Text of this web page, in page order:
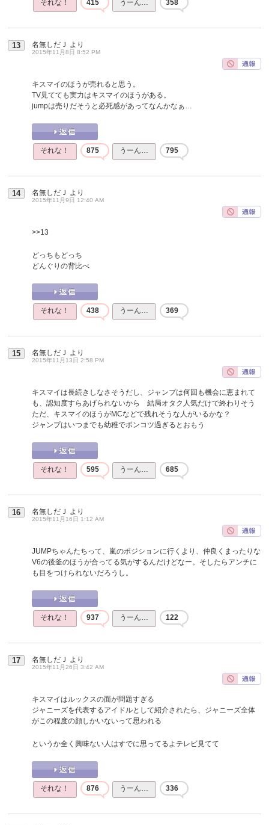
それな！ 415 うーん… 358
13 名無しだＪ より
2015年11月8日 8:52 PM
キスマイのほうが売れると思う。
TV見てても実力はキスマイのほうがある。
jumpは売りだそうと必死感があってなんかなぁ…
それな！ 875 うーん… 795
14 名無しだＪ より
2015年11月9日 12:40 AM
>>13
どっちもどっち
どんぐりの背比べ
それな！ 438 うーん… 369
15 名無しだＪ より
2015年11月13日 2:58 PM
キスマイは長続きしなさそうだし、ジャンプは何回も機会に恵まれて
も、認知度すらあげられないから 結局オタク人気だけで終わりそう
ただ、キスマイのほうがMCなどで残れそうな人がいるかな？
ジャンプはいつまでも幼稚でポンコツ過ぎるとおもう
それな！ 595 うーん… 685
16 名無しだＪ より
2015年11月16日 1:12 AM
JUMPちゃんたちって、嵐のポジションに行くより、仲良くまったりな
V6の後釜のほうが合ってる気がするんだけどなー。そしたらアンチに
も目をつけられないだろうし。
それな！ 937 うーん… 122
17 名無しだＪ より
2015年11月26日 3:42 AM
キスマイはルックスの面が問題すぎる
ジャニーズを代表するアイドルとして紹介されたら、ジャニーズ全体
がこの程度の顔しかいないって思われる
というか全く興味ない人はすでに思ってるよテレビ見てて
それな！ 876 うーん… 336